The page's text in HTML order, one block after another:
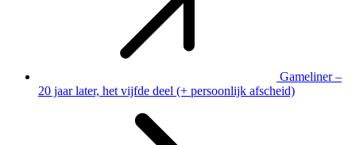
Gameliner –
20 jaar later, het vijfde deel (+ persoonlijk afscheid)